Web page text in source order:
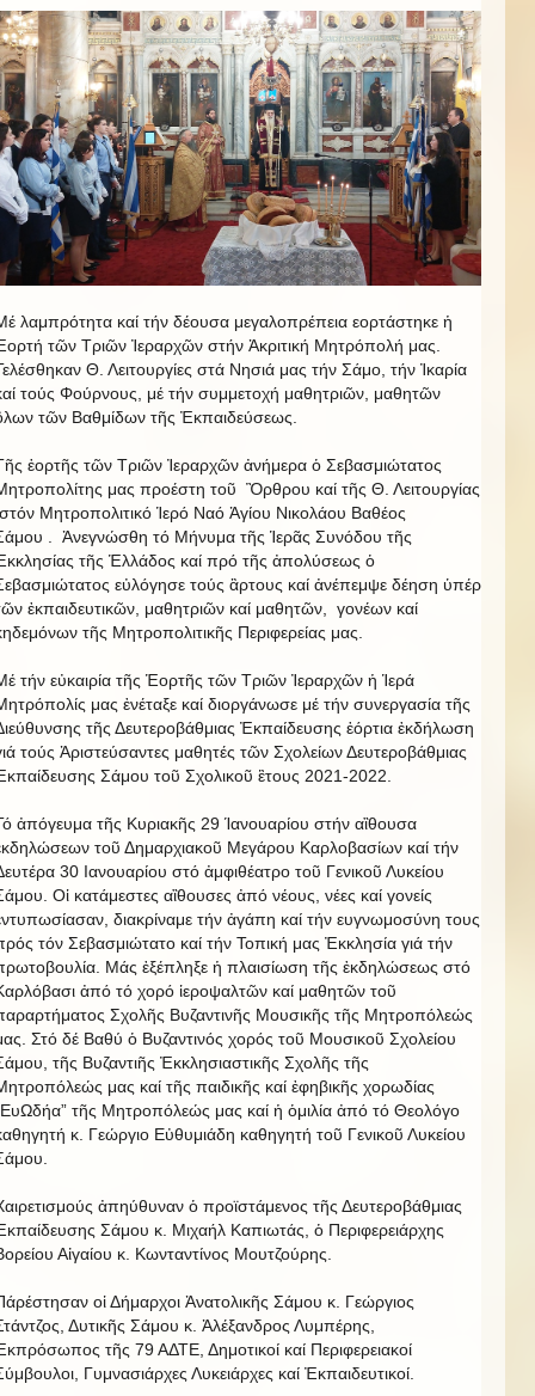
λαμπρότητα καί τήν δέουσα μεγαλοπρέπεια εορτάστηκε ἡ
τῶν Τριῶν Ἰεραρχῶν στήν Ἀκριτική Μητρόπολή μας.
Θ. Λειτουργίες στά Νησιά μας τήν Σάμο, τήν Ἰκαρία
τούς Φούρνους, μέ τήν συμμετοχή μαθητριῶν, μαθητῶν
τῶν Βαθμίδων τῆς Ἐκπαιδεύσεως.
ἑορτῆς τῶν Τριῶν Ἰεραρχῶν ἀνήμερα ὁ Σεβασμιώτατος
μας προέστη τοῦ Ὂρθρου καί τῆς Θ. Λειτουργίας
Μητροπολιτικό Ἱερό Ναό Ἁγίου Νικολάου Βαθέος
. Ἀνεγνώσθη τό Μήνυμα τῆς Ἱερᾶς Συνόδου τῆς
τῆς Ἑλλάδος καί πρό τῆς ἀπολύσεως ὁ
εὐλόγησε τούς ἂρτους καί ἀνέπεμψε δέηση ὑπέρ
ἐκπαιδευτικῶν, μαθητριῶν καί μαθητῶν, γονέων καί
τῆς Μητροπολιτικῆς Περιφερείας μας.
τήν εὐκαιρία τῆς Ἑορτῆς τῶν Τριῶν Ἰεραρχῶν ἡ Ἱερά
μας ἐνέταξε καί διοργάνωσε μέ τήν συνεργασία τῆς
τῆς Δευτεροβάθμιας Ἐκπαίδευσης ἑόρτια ἐκδήλωση
τούς Ἀριστεύσαντες μαθητές τῶν Σχολείων Δευτεροβάθμιας
Σάμου τοῦ Σχολικοῦ ἒτους 2021-2022.
ἀπόγευμα τῆς Κυριακῆς 29 Ίανουαρίου στήν αἲθουσα
τοῦ Δημαρχιακοῦ Μεγάρου Καρλοβασίων καί τήν
30 Ιανουαρίου στό ἀμφιθέατρο τοῦ Γενικοῦ Λυκείου
Οἱ κατάμεστες αἲθουσες ἀπό νέους, νέες καί γονείς
διακρίναμε τήν ἀγάπη καί τήν ευγνωμοσύνη τους
τόν Σεβασμιώτατο καί τήν Τοπική μας Ἐκκλησία γιά τήν
Μάς ἐξέπληξε ἡ πλαισίωση τῆς ἐκδηλώσεως στό
ἀπό τό χορό ἱεροψαλτῶν καί μαθητῶν τοῦ
Σχολῆς Βυζαντινῆς Μουσικῆς τῆς Μητροπόλεώς
Στό δέ Βαθύ ὁ Βυζαντινός χορός τοῦ Μουσικοῦ Σχολείου
τῆς Βυζαντιῆς Ἐκκλησιαστικῆς Σχολῆς τῆς
μας καί τῆς παιδικῆς καί ἐφηβικῆς χορωδίας
τῆς Μητροπόλεώς μας καί ἡ ὁμιλία ἀπό τό Θεολόγο
κ. Γεώργιο Εὐθυμιάδη καθηγητή τοῦ Γενικοῦ Λυκείου
ἀπηύθυναν ὁ προϊστάμενος τῆς Δευτεροβάθμιας
Σάμου κ. Μιχαήλ Καπιωτάς, ὁ Περιφερειάρχης
Αἰγαίου κ. Κωνταντίνος Μουτζούρης.
οἱ Δήμαρχοι Ἀνατολικῆς Σάμου κ. Γεώργιος
Δυτικῆς Σάμου κ. Ἀλέξανδρος Λυμπέρης,
τῆς 79 ΑΔΤΕ, Δημοτικοί καί Περιφερειακοί
Γυμνασιάρχες Λυκειάρχες καί Ἐκπαιδευτικοί.